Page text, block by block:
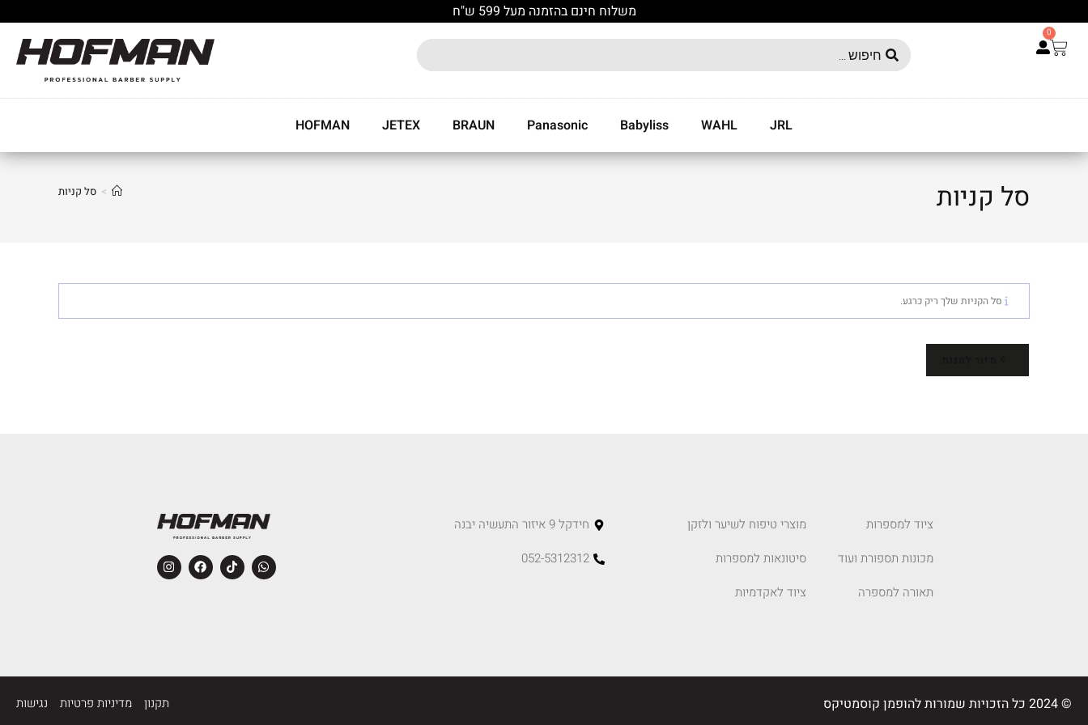
משלוח חינם בהזמנה מעל 599 ש"ח
0
JRL
WAHL
Babyliss
Panasonic
BRAUN
JETEX
HOFMAN
סל קניות > סל קניות
סל הקניות שלך ריק כרגע.
ציוד למספרות
מכונות תספורת ועוד
תאורה למספרה
מוצרי טיפוח לשיער ולזקן
סיטונאות למספרות
ציוד לאקדמיות
חידקל 9 איזור התעשיה יבנה
052-5312312
© 2024 כל הזכויות שמורות להופמן קוסמטיקס תקנון מדיניות פרטיות נגישות